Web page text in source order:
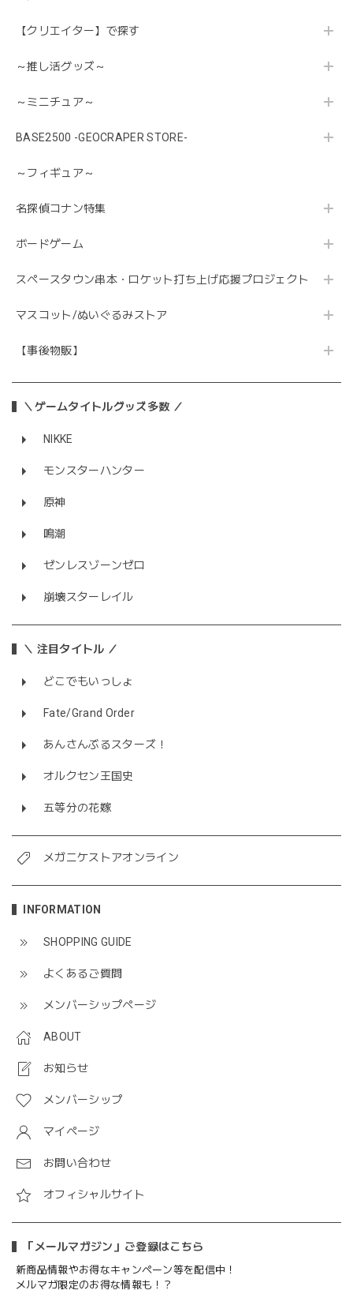
【クリエイター】で探す
～推し活グッズ～
～ミニチュア～
BASE2500 -GEOCRAPER STORE-
～フィギュア～
名探偵コナン特集
ボードゲーム
スペースタウン串本・ロケット打ち上げ応援プロジェクト
マスコット/ぬいぐるみストア
【事後物販】
＼ゲームタイトルグッズ多数 ／
NIKKE
モンスターハンター
原神
鳴潮
ゼンレスゾーンゼロ
崩壊スターレイル
＼ 注目タイトル ／
どこでもいっしょ
Fate/Grand Order
あんさんぶるスターズ！
オルクセン王国史
五等分の花嫁
メガニケストアオンライン
INFORMATION
SHOPPING GUIDE
よくあるご質問
メンバーシップページ
ABOUT
お知らせ
メンバーシップ
マイページ
お問い合わせ
オフィシャルサイト
「メールマガジン」ご登録はこちら
新商品情報やお得なキャンペーン等を配信中！
メルマガ限定のお得な情報も！？